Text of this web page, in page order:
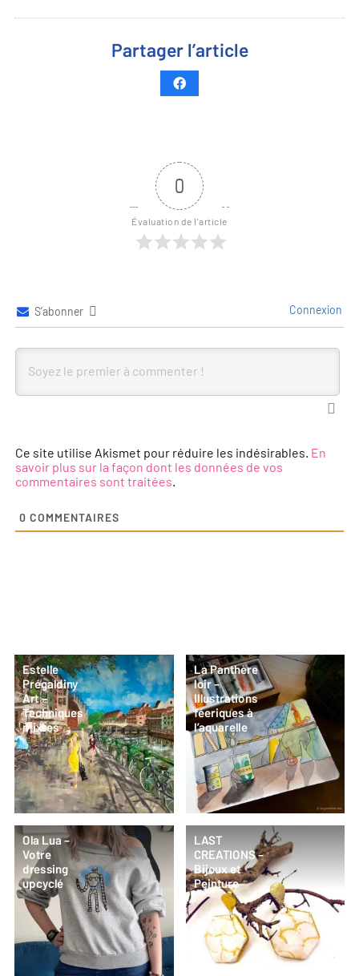
Partager l’article
0
Évaluation de l'article
S’abonner Connexion
Ce site utilise Akismet pour réduire les indésirables. En
savoir plus sur la façon dont les données de vos
commentaires sont traitées.
0 COMMENTAIRES
Estelle
Prégaldiny
Art –
Techniques
mixtes
La Panthère
loir –
Illustrations
féeriques à
l’aquarelle
Ola Lua –
Votre
dressing
upcyclé
LAST
CREATIONS –
Bijoux et
Peinture